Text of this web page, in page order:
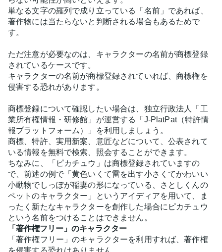
単なる文字の羅列で成り立っている「名前」であれば、
著作物には当たらないと判断される場合もあるためで
す。
ただ注意が必要なのは、キャラクターの名前が商標登録
されているケースです。
キャラクターの名前が商標登録されていれば、商標権を
侵害する恐れがあります。
商標登録について確認したい場合は、独立行政法人「工
業所有権情報・研修館」が運営する「J-PlatPat（特許情
報プラットフォーム）」を利用しましょう。
商標、特許、実用新案、意匠などについて、公表されて
いる情報を無料で検索、照会することができます。
ちなみに、「ピカチュウ」は商標登録されていますの
で、前述の例で「黄色いくて雷を出す小さくてかわいい
小動物でしっぽが稲妻の形になっている、さとしくんの
ペットのキャラクター」というアイディアを用いて、ま
ったく新たなキャラクターを創作した場合にピカチュウ
という名前をつけることはできません。
「著作権フリー」のキャラクター
「著作権フリー」のキャラクターを利用すれば、著作権